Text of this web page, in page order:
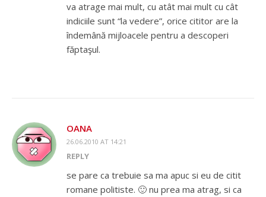
va atrage mai mult, cu atât mai mult cu cât
indiciile sunt “la vedere”, orice cititor are la
îndemână mijloacele pentru a descoperi
făptaşul.
OANA
26.06.2010 AT 14:21
REPLY
se pare ca trebuie sa ma apuc si eu de citit
romane politiste. 🙂 nu prea ma atrag, si ca